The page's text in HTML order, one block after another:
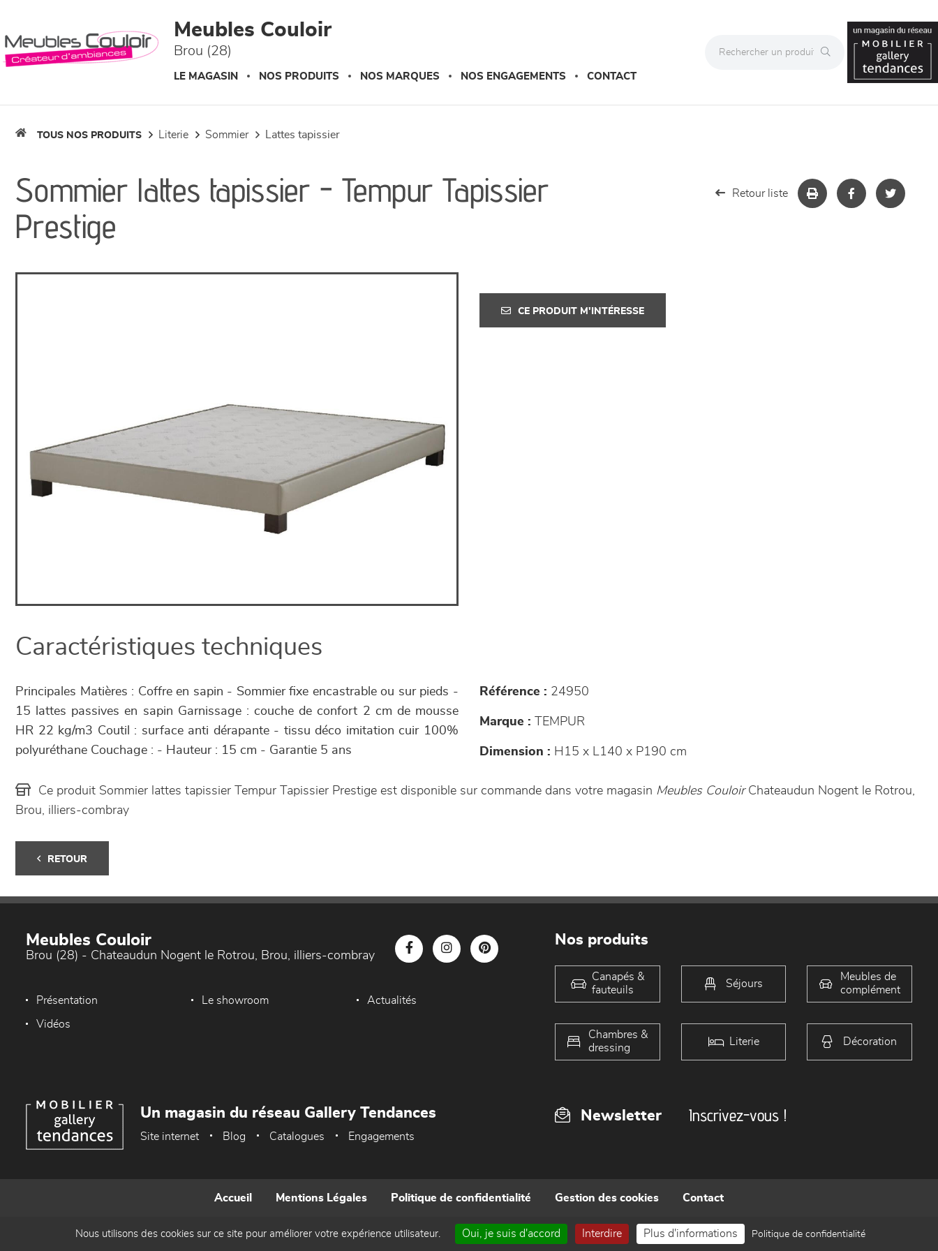
Meubles Couloir
Brou (28)
LE MAGASIN NOS PRODUITS NOS MARQUES NOS ENGAGEMENTS CONTACT
TOUS NOS PRODUITS literie sommier lattes tapissier
Sommier lattes tapissier - Tempur Tapissier
Prestige
Retour liste
CE PRODUIT M'INTÉRESSE
Caractéristiques techniques
Principales Matières : Coffre en sapin - Sommier fixe encastrable ou sur pieds -
15 lattes passives en sapin Garnissage : couche de confort 2 cm de mousse
HR 22 kg/m3 Coutil : surface anti dérapante - tissu déco imitation cuir 100%
polyuréthane Couchage : - Hauteur : 15 cm - Garantie 5 ans
Référence : 24950
Marque : TEMPUR
Dimension : H15 x L140 x P190 cm
Ce produit Sommier lattes tapissier Tempur Tapissier Prestige est disponible sur commande dans votre magasin Meubles CouloirChateaudun Nogent le Rotrou,
Brou, illiers-combray
RETOUR
Meubles Couloir
Brou (28) - Chateaudun Nogent le Rotrou, Brou, illiers-combray
Présentation Le showroom Actualités
Vidéos
Nos produits
Canapés &
fauteuils
Séjours
Meubles de
complément
Chambres &
dressing
Literie Décoration
Newsletter Inscrivez-vous !
Un magasin du réseau Gallery Tendances
Site internet Blog Catalogues Engagements
Accueil Mentions Légales Politique de confidentialité Gestion des cookies Contact
Réalisé par WEB Enseignes
Nous utilisons des cookies sur ce site pour améliorer votre expérience utilisateur. Oui, je suis d'accord Interdire Plus d'informations Politique de confidentialité